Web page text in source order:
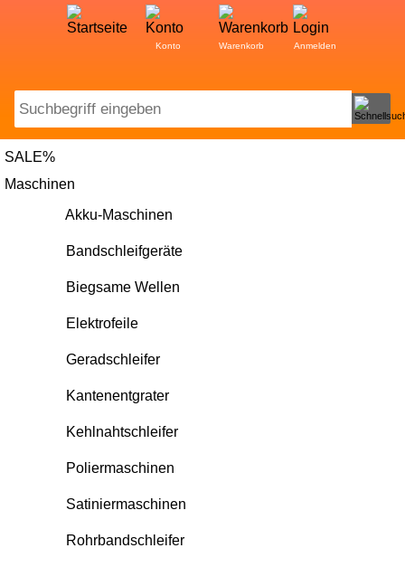
Konto Warenkorb Anmelden
SALE%
Maschinen
Akku-Maschinen
Bandschleifgeräte
Biegsame Wellen
Elektrofeile
Geradschleifer
Kantenentgrater
Kehlnahtschleifer
Poliermaschinen
Satiniermaschinen
Rohrbandschleifer